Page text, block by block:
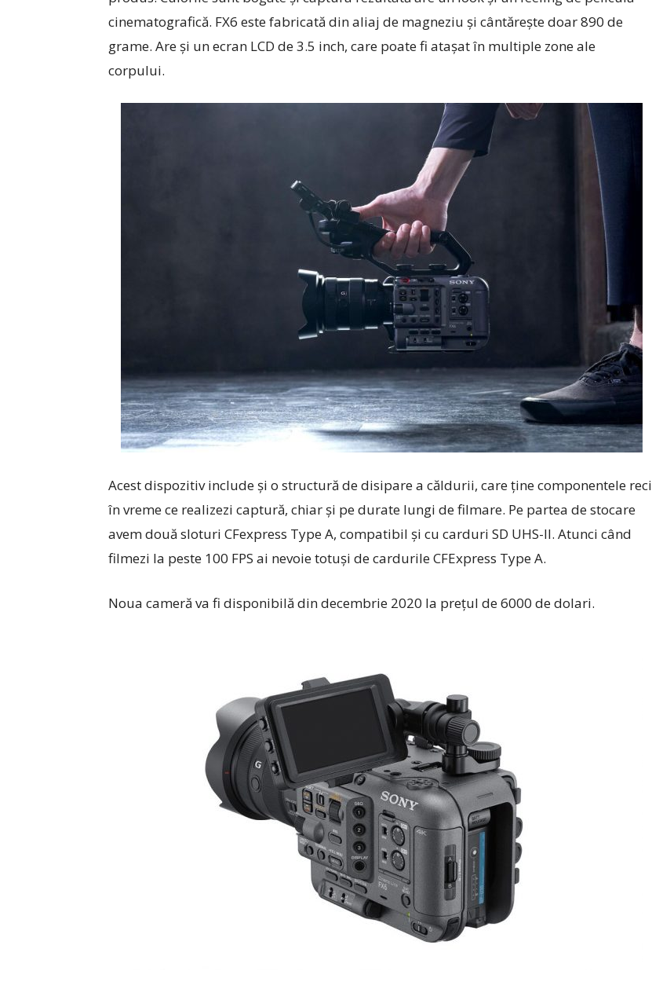
cinematografică. FX6 este fabricată din aliaj de magneziu şi cântăreşte doar 890 de
grame. Are şi un ecran LCD de 3.5 inch, care poate fi ataşat în multiple zone ale
corpului.
Acest dispozitiv include şi o structură de disipare a căldurii, care ţine componentele reci
în vreme ce realizezi captură, chiar şi pe durate lungi de filmare. Pe partea de stocare
avem două sloturi CFexpress Type A, compatibil şi cu carduri SD UHS-II. Atunci când
filmezi la peste 100 FPS ai nevoie totuşi de cardurile CFExpress Type A.
Noua cameră va fi disponibilă din decembrie 2020 la preţul de 6000 de dolari.